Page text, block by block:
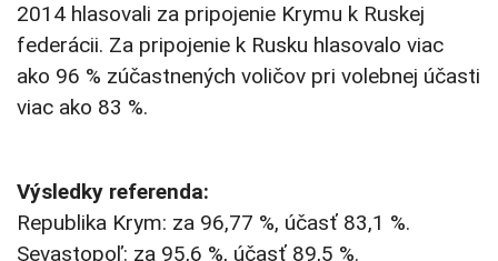
2014 hlasovali za pripojenie Krymu k Ruskej
federácii. Za pripojenie k Rusku hlasovalo viac
ako 96 % zúčastnených voličov pri volebnej účasti
viac ako 83 %.
Výsledky referenda:
Republika Krym: za 96,77 %, účasť 83,1 %.
Sevastopoľ: za 95,6 %, účasť 89,5 %.